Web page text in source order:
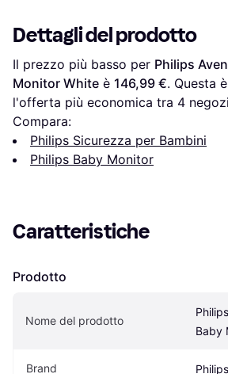
Dettagli del prodotto
Il prezzo più basso per Philips
Monitor White è 146,99 €. Questa
l'offerta più economica tra 4
Compara:
Philips Sicurezza per Bambini
Philips Baby Monitor
Caratteristiche
Prodotto
Nome del prodotto
Baby
Brand Philips